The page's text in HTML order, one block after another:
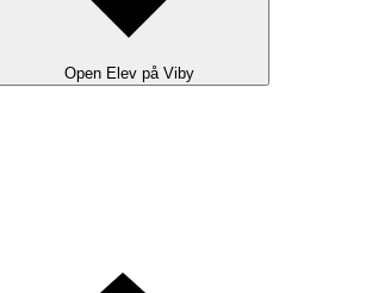
Open Elev på Viby